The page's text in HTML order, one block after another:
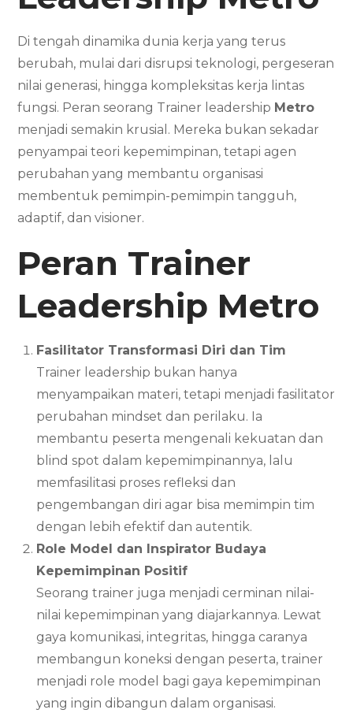
Di tengah dinamika dunia kerja yang terus
berubah, mulai dari disrupsi teknologi, pergeseran
nilai generasi, hingga kompleksitas kerja lintas
fungsi. Peran seorang Trainer leadership Metro
menjadi semakin krusial. Mereka bukan sekadar
penyampai teori kepemimpinan, tetapi agen
perubahan yang membantu organisasi
membentuk pemimpin-pemimpin tangguh,
adaptif, dan visioner.
Peran Trainer
Leadership Metro
Fasilitator Transformasi Diri dan Tim
Trainer leadership bukan hanya
menyampaikan materi, tetapi menjadi fasilitator
perubahan mindset dan perilaku. Ia
membantu peserta mengenali kekuatan dan
blind spot dalam kepemimpinannya, lalu
memfasilitasi proses refleksi dan
pengembangan diri agar bisa memimpin tim
dengan lebih efektif dan autentik.
Role Model dan Inspirator Budaya
Kepemimpinan Positif
Seorang trainer juga menjadi cerminan nilai-
nilai kepemimpinan yang diajarkannya. Lewat
gaya komunikasi, integritas, hingga caranya
membangun koneksi dengan peserta, trainer
menjadi role model bagi gaya kepemimpinan
yang ingin dibangun dalam organisasi.